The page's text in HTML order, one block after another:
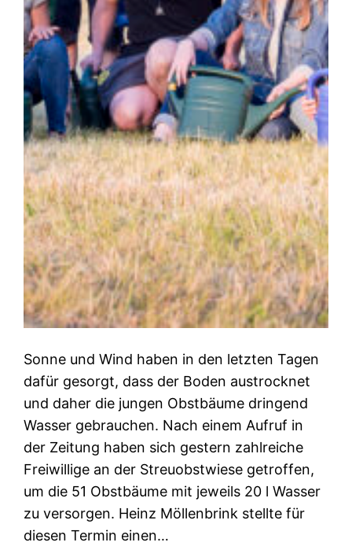
Sonne und Wind haben in den letzten Tagen
dafür gesorgt, dass der Boden austrocknet
und daher die jungen Obstbäume dringend
Wasser gebrauchen. Nach einem Aufruf in
der Zeitung haben sich gestern zahlreiche
Freiwillige an der Streuobstwiese getroffen,
um die 51 Obstbäume mit jeweils 20 l Wasser
zu versorgen. Heinz Möllenbrink stellte für
diesen Termin einen…